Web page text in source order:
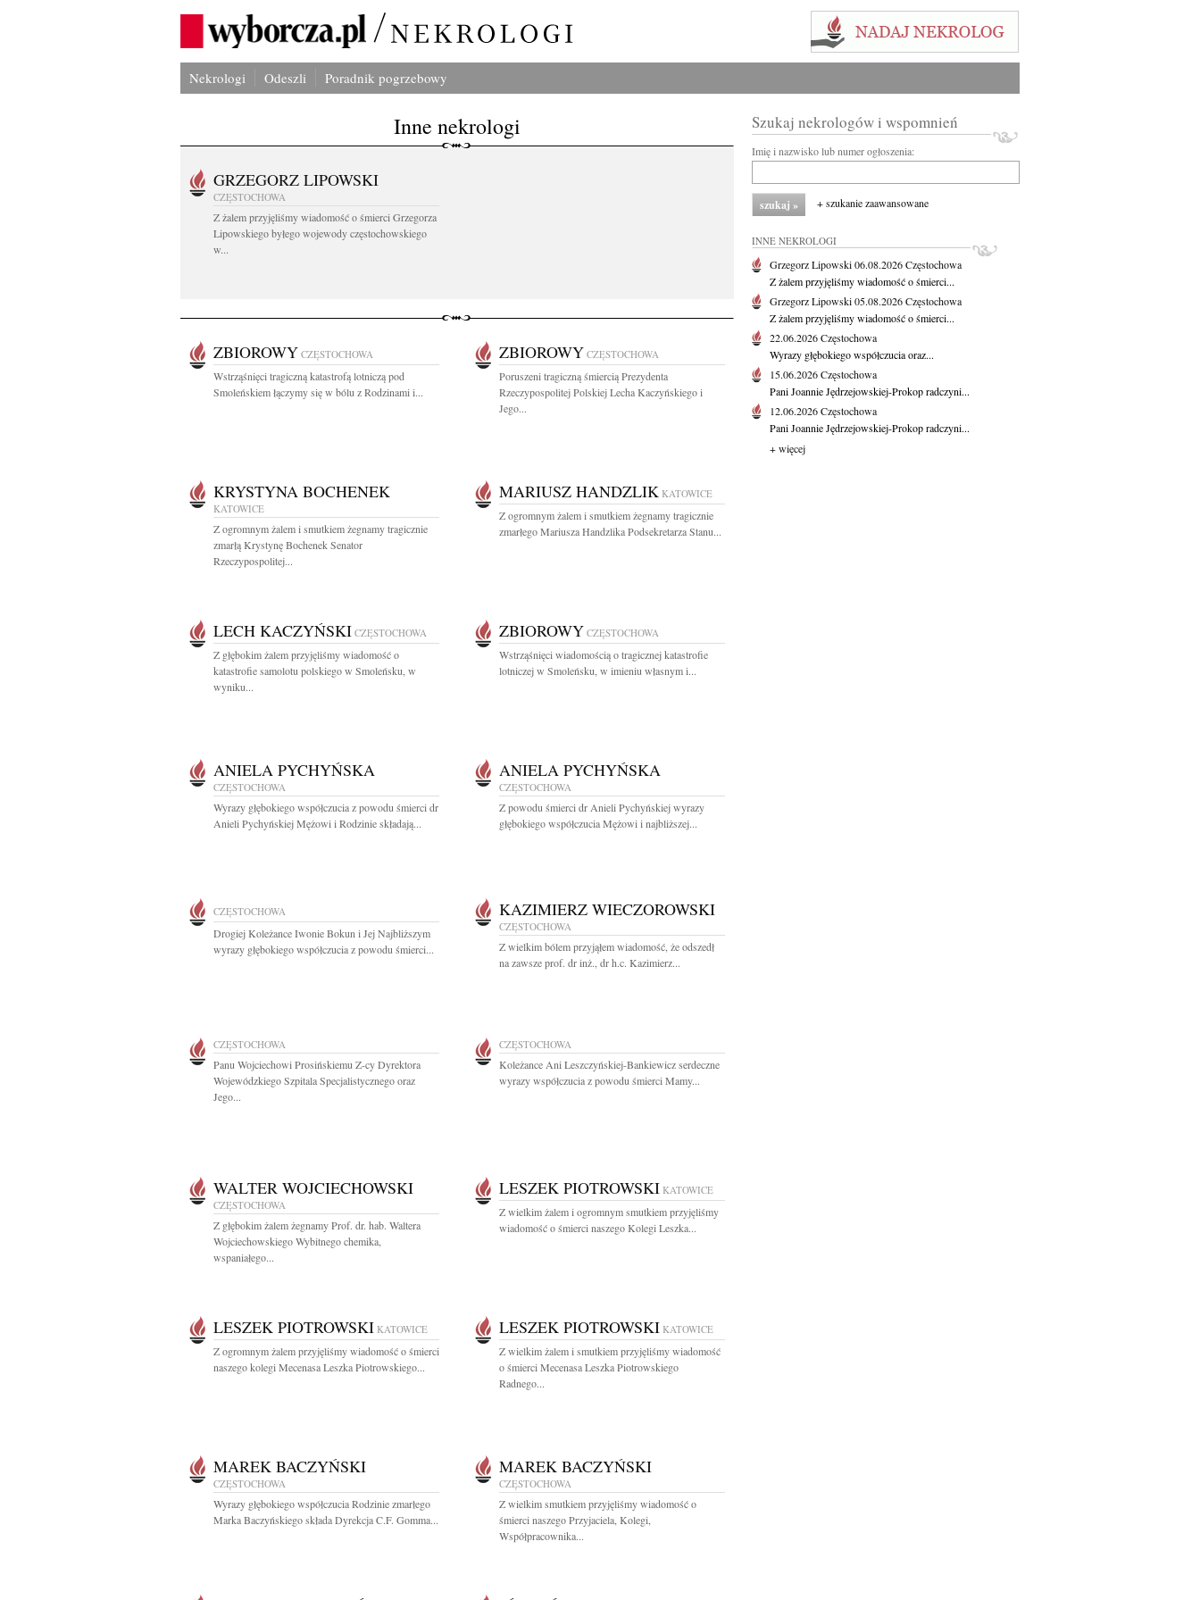
Nekrologi Odeszli Poradnik pogrzebowy
Inne nekrologi
GRZEGORZ LIPOWSKI
CZĘSTOCHOWA
Z żalem przyjęliśmy wiadomość o śmierci Grzegorza
Lipowskiego byłego wojewody częstochowskiego
w...
ZBIOROWY CZĘSTOCHOWA
Wstrząśnięci tragiczną katastrofą lotniczą pod
Smoleńskiem łączymy się w bólu z Rodzinami i...
ZBIOROWY CZĘSTOCHOWA
Poruszeni tragiczną śmiercią Prezydenta
Rzeczypospolitej Polskiej Lecha Kaczyńskiego i
Jego...
KRYSTYNA BOCHENEK
KATOWICE
Z ogromnym żalem i smutkiem żegnamy tragicznie
zmarłą Krystynę Bochenek Senator
Rzeczypospolitej...
MARIUSZ HANDZLIK KATOWICE
Z ogromnym żalem i smutkiem żegnamy tragicznie
zmarłego Mariusza Handzlika Podsekretarza Stanu...
LECH KACZYŃSKI CZĘSTOCHOWA
Z głębokim żalem przyjęliśmy wiadomość o
katastrofie samolotu polskiego w Smoleńsku, w
wyniku...
ZBIOROWY CZĘSTOCHOWA
Wstrząśnięci wiadomością o tragicznej katastrofie
lotniczej w Smoleńsku, w imieniu własnym i...
ANIELA PYCHYŃSKA
CZĘSTOCHOWA
Wyrazy głębokiego współczucia z powodu śmierci dr
Anieli Pychyńskiej Mężowi i Rodzinie składają...
ANIELA PYCHYŃSKA
CZĘSTOCHOWA
Z powodu śmierci dr Anieli Pychyńskiej wyrazy
głębokiego współczucia Mężowi i najbliższej...
CZĘSTOCHOWA
Drogiej Koleżance Iwonie Bokun i Jej Najbliższym
wyrazy głębokiego współczucia z powodu śmierci...
KAZIMIERZ WIECZOROWSKI
CZĘSTOCHOWA
Z wielkim bólem przyjąłem wiadomość, że odszedł
na zawsze prof. dr inż., dr h.c. Kazimierz...
CZĘSTOCHOWA
Panu Wojciechowi Prosińskiemu Z-cy Dyrektora
Wojewódzkiego Szpitala Specjalistycznego oraz
Jego...
CZĘSTOCHOWA
Koleżance Ani Leszczyńskiej-Bankiewicz serdeczne
wyrazy współczucia z powodu śmierci Mamy...
WALTER WOJCIECHOWSKI
CZĘSTOCHOWA
Z głębokim żalem żegnamy Prof. dr. hab. Waltera
Wojciechowskiego Wybitnego chemika,
wspaniałego...
LESZEK PIOTROWSKI KATOWICE
Z wielkim żalem i ogromnym smutkiem przyjęliśmy
wiadomość o śmierci naszego Kolegi Leszka...
LESZEK PIOTROWSKI KATOWICE
Z ogromnym żalem przyjęliśmy wiadomość o śmierci
naszego kolegi Mecenasa Leszka Piotrowskiego...
LESZEK PIOTROWSKI KATOWICE
Z wielkim żalem i smutkiem przyjęliśmy wiadomość
o śmierci Mecenasa Leszka Piotrowskiego
Radnego...
MAREK BACZYŃSKI
CZĘSTOCHOWA
Wyrazy głębokiego współczucia Rodzinie zmarłego
Marka Baczyńskiego składa Dyrekcja C.F. Gomma...
MAREK BACZYŃSKI
CZĘSTOCHOWA
Z wielkim smutkiem przyjęliśmy wiadomość o
śmierci naszego Przyjaciela, Kolegi,
Współpracownika...
Szukaj nekrologów i wspomnień
Imię i nazwisko lub numer ogłoszenia:
+ szukanie zaawansowane
INNE NEKROLOGI
Grzegorz Lipowski06.08.2026Częstochowa
Z żalem przyjęliśmy wiadomość o śmierci...
Grzegorz Lipowski05.08.2026Częstochowa
Z żalem przyjęliśmy wiadomość o śmierci...
22.06.2026Częstochowa
Wyrazy głębokiego współczucia oraz...
15.06.2026Częstochowa
Pani Joannie Jędrzejowskiej-Prokop radczyni...
12.06.2026Częstochowa
Pani Joannie Jędrzejowskiej-Prokop radczyni...
+ więcej